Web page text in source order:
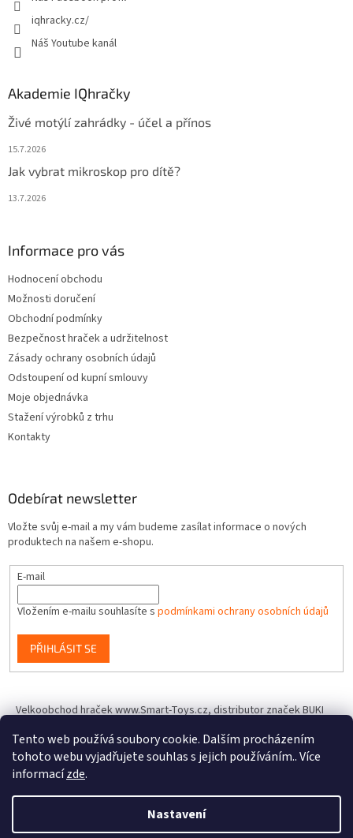
Tento web používá soubory cookie. Dalším procházením
tohoto webu vyjadřujete souhlas s jejich používáním.. Více
informacízde.
Nastavení
iqhracky.cz/
Náš Youtube kanál
Akademie IQhračky
Živé motýlí zahrádky - účel a přínos
15.7.2026
Jak vybrat mikroskop pro dítě?
13.7.2026
Informace pro vás
Hodnocení obchodu
Možnosti doručení
Obchodní podmínky
Bezpečnost hraček a udržitelnost
Zásady ochrany osobních údajů
Odstoupení od kupní smlouvy
Moje objednávka
Stažení výrobků z trhu
Kontakty
Odebírat newsletter
Vložte svůj e-mail a my vám budeme zasílat informace o nových
produktech na našem e-shopu.
E-mail
Vložením e-mailu souhlasíte s podmínkami ochrany osobních údajů
PŘIHLÁSIT SE
Velkoobchod hraček www.Smart-Toys.cz, distributor značek BUKI